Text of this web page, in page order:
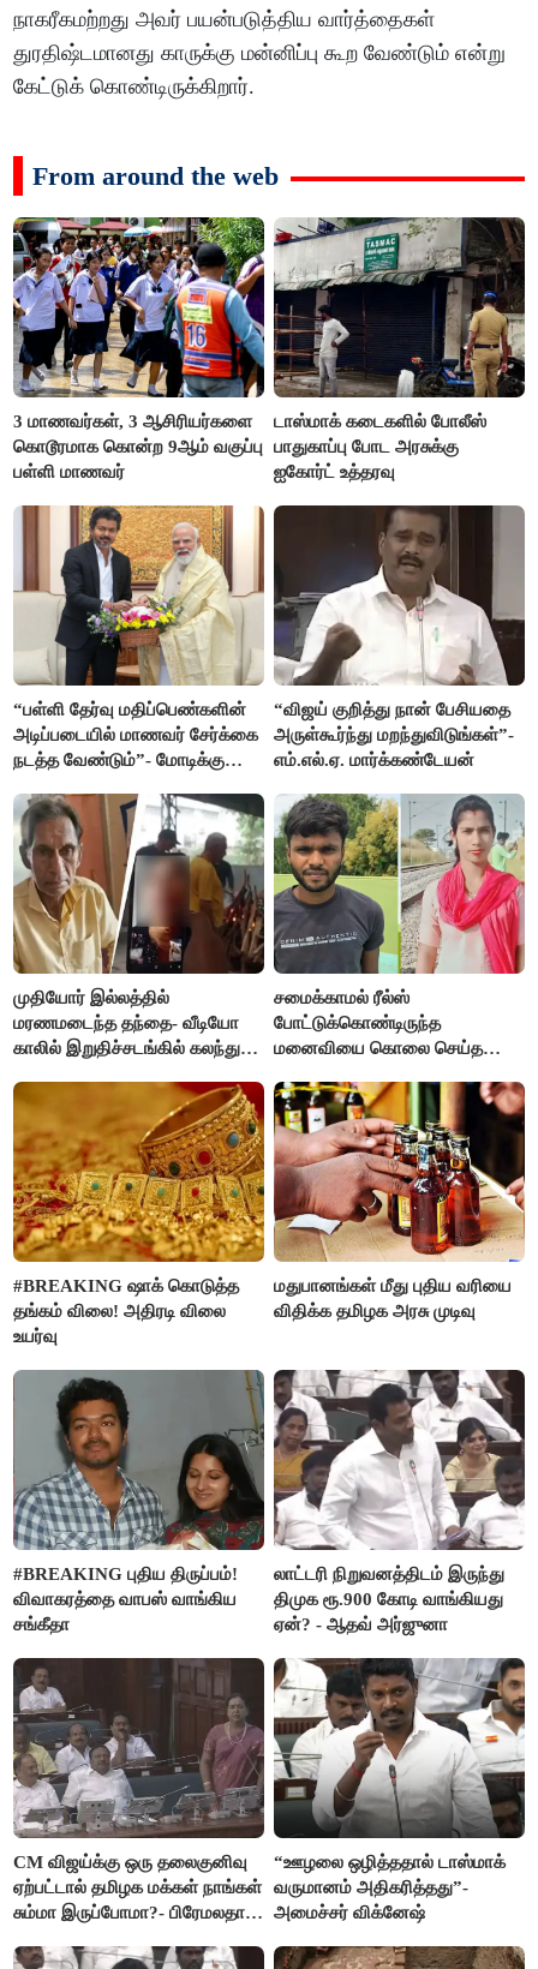
நாகரீகமற்றது அவர் பயன்படுத்திய வார்த்தைகள்
துரதிஷ்டமானது காருக்கு மன்னிப்பு கூற வேண்டும் என்று
கேட்டுக் கொண்டிருக்கிறார்.
From around the web
3 மாணவர்கள், 3 ஆசிரியர்களை
கொடூரமாக கொன்ற 9ஆம் வகுப்பு
பள்ளி மாணவர்
டாஸ்மாக் கடைகளில் போலீஸ்
பாதுகாப்பு போட அரசுக்கு
ஐகோர்ட் உத்தரவு
“பள்ளி தேர்வு மதிப்பெண்களின்
அடிப்படையில் மாணவர் சேர்க்கை
நடத்த வேண்டும்”- மோடிக்கு
“விஜய் குறித்து நான் பேசியதை
அருள்கூர்ந்து மறந்துவிடுங்கள்”-
எம்.எல்.ஏ. மார்க்கண்டேயன்
முதியோர் இல்லத்தில்
மரணமடைந்த தந்தை- வீடியோ
காலில் இறுதிச்சடங்கில் கலந்து
சமைக்காமல் ரீல்ஸ்
போட்டுக்கொண்டிருந்த
மனைவியை கொலை செய்த
#BREAKING ஷாக் கொடுத்த
தங்கம் விலை! அதிரடி விலை
உயர்வு
மதுபானங்கள் மீது புதிய வரியை
விதிக்க தமிழக அரசு முடிவு
#BREAKING புதிய திருப்பம்!
விவாகரத்தை வாபஸ் வாங்கிய
சங்கீதா
லாட்டரி நிறுவனத்திடம் இருந்து
திமுக ரூ.900 கோடி வாங்கியது
ஏன்? - ஆதவ் அர்ஜுனா
CM விஜய்க்கு ஒரு தலைகுனிவு
ஏற்பட்டால் தமிழக மக்கள் நாங்கள்
சும்மா இருப்போமா?- பிரேமலதா
“ஊழலை ஒழித்ததால் டாஸ்மாக்
வருமானம் அதிகரித்தது”-
அமைச்சர் விக்னேஷ்